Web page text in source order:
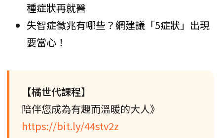
種症狀再就醫
失智症徵兆有哪些？網建議「5症狀」出現
要當心！
【橘世代課程】
陪伴您成為有趣而溫暖的大人》
https://bit.ly/44stv2z